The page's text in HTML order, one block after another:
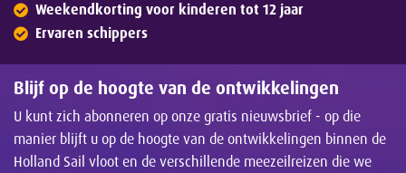
Weekendkorting voor kinderen tot 12 jaar
Ervaren schippers
Blijf op de hoogte van de ontwikkelingen
U kunt zich abonneren op onze gratis nieuwsbrief - op die
manier blijft u op de hoogte van de ontwikkelingen binnen de
Holland Sail vloot en de verschillende meezeilreizen die we